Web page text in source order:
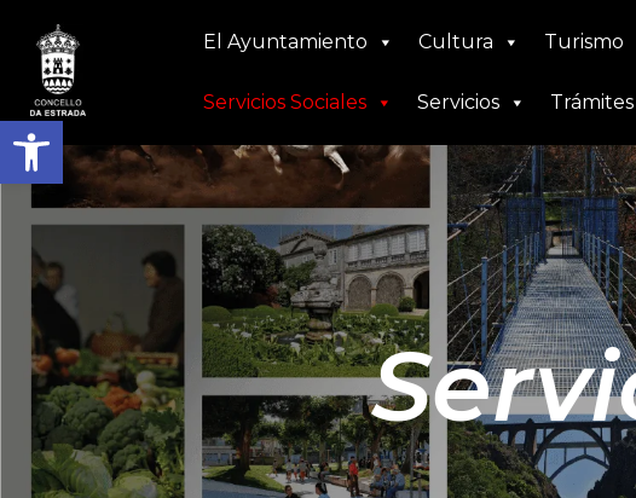
Abrir barra de herramientas
contenido
El Ayuntamiento Cultura Turismo
Servicios Sociales Servicios Trámites